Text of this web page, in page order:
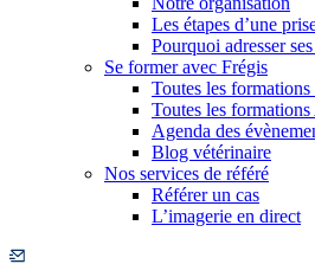
Les étapes d’une
Pourquoi adresser
Se former avec Frégis
Toutes les
Toutes les
Agenda des
Blog vétérinaire
Nos services de référé
Référer un cas
L’imagerie en direct